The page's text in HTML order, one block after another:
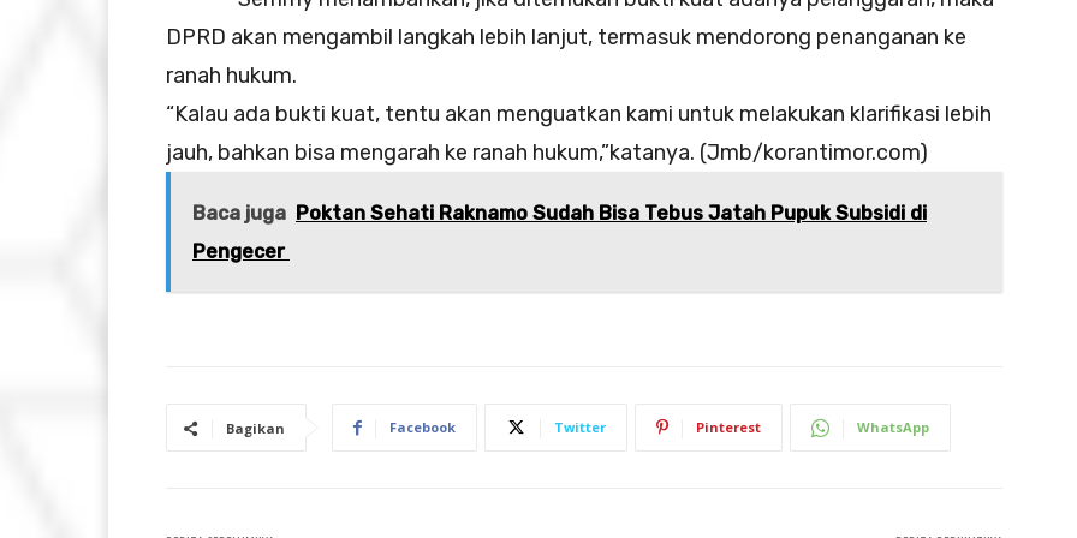
DPRD akan mengambil langkah lebih lanjut, termasuk mendorong penanganan ke
ranah hukum.
“Kalau ada bukti kuat, tentu akan menguatkan kami untuk melakukan klarifikasi lebih
jauh, bahkan bisa mengarah ke ranah hukum,”katanya. (Jmb/korantimor.com)
Baca juga Poktan Sehati Raknamo Sudah Bisa Tebus Jatah Pupuk Subsidi di
Pengecer
Bagikan Facebook Twitter Pinterest WhatsApp